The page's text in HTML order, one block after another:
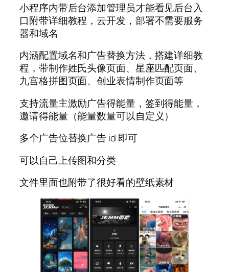
小程序内带后台添加管理员才能看见后台入
口附带详细教程，云开发，部署不需要服务
器和域名
内涵配置域名和广告替换方法，搭建详细教
程，带制作姓氏头像页面、星座匹配页面、
九宫格拼图页面、创业表情制作页面等
支持流量主激励广告得能量，签到得能量，
邀请得能量（能量数量可以自定义）
多个广告位替换广告 id 即可
可以自己上传图和分类
文件里面也附带了很好看的壁纸素材